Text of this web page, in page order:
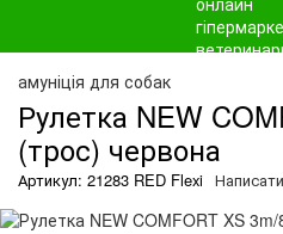
амуніція для собак
Рулетка NEW
(трос) червона
Артикул: 21283 RED Flexi